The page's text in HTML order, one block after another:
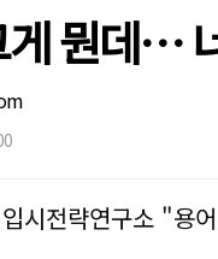
뭔데…
시전략연구소 "용